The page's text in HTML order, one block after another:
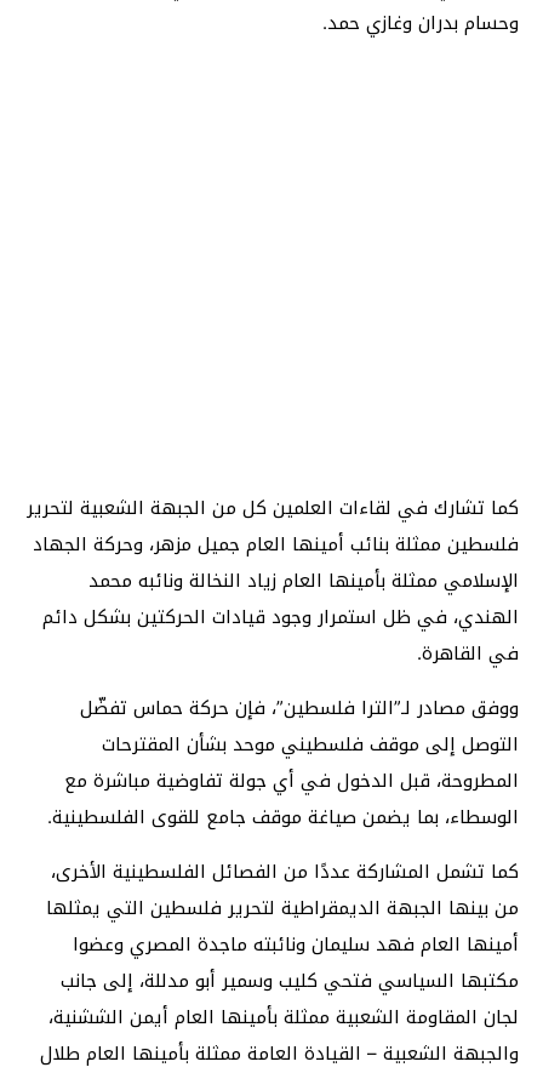
وحسام بدران وغازي حمد.
كما تشارك في لقاءات العلمين كل من الجبهة الشعبية لتحرير
فلسطين ممثلة بنائب أمينها العام جميل مزهر، وحركة الجهاد
الإسلامي ممثلة بأمينها العام زياد النخالة ونائبه محمد
الهندي، في ظل استمرار وجود قيادات الحركتين بشكل دائم
في القاهرة.
ووفق مصادر لـ”الترا فلسطين”، فإن حركة حماس تفضّل
التوصل إلى موقف فلسطيني موحد بشأن المقترحات
المطروحة، قبل الدخول في أي جولة تفاوضية مباشرة مع
الوسطاء، بما يضمن صياغة موقف جامع للقوى الفلسطينية.
كما تشمل المشاركة عددًا من الفصائل الفلسطينية الأخرى،
من بينها الجبهة الديمقراطية لتحرير فلسطين التي يمثلها
أمينها العام فهد سليمان ونائبته ماجدة المصري وعضوا
مكتبها السياسي فتحي كليب وسمير أبو مدللة، إلى جانب
لجان المقاومة الشعبية ممثلة بأمينها العام أيمن الششنية،
والجبهة الشعبية – القيادة العامة ممثلة بأمينها العام طلال